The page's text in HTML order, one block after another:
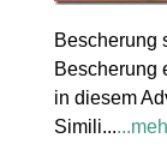
Bescherung
Bescherung
in diesem
Simili...